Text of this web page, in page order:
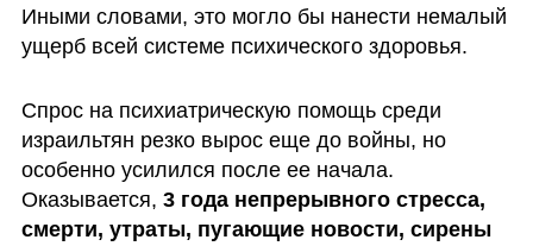
Иными словами, это могло бы нанести немалый
ущерб всей системе психического здоровья.
Спрос на психиатрическую помощь среди
израильтян резко вырос еще до войны, но
особенно усилился после ее начала.
Оказывается, 3 года непрерывного стресса,
смерти, утраты, пугающие новости, сирены